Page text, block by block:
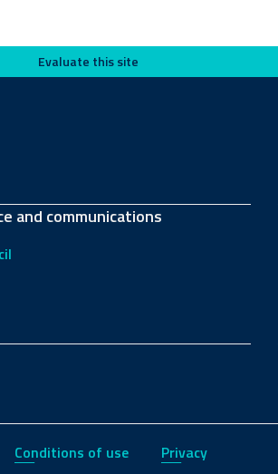
Evaluate this site
and communications
Conditions of use Privacy